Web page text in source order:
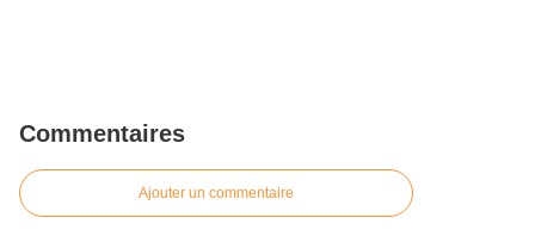
Commentaires
Ajouter un commentaire